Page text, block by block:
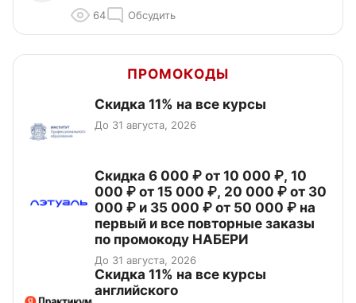
64 Обсудить
ПРОМОКОДЫ
Скидка 11% на все курсы
До 31 августа, 2026
Скидка 6 000 ₽ от 10 000 ₽, 10
000 ₽ от 15 000 ₽, 20 000 ₽ от 30
000 ₽ и 35 000 ₽ от 50 000 ₽ на
первый и все повторные заказы
по промокоду НАБЕРИ
До 31 августа, 2026
Скидка 11% на все курсы
английского